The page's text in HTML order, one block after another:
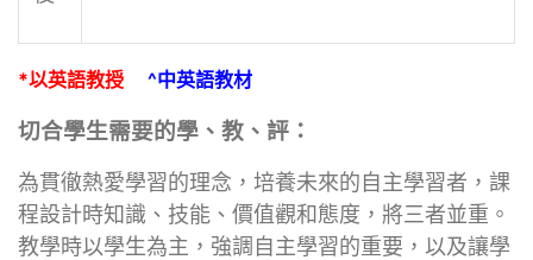
*以英語教授 ^中英語教材
切合學生需要的學、教、評：
為貫徹熱愛學習的理念，培養未來的自主學習者，課
程設計時知識、技能、價值觀和態度，將三者並重。
教學時以學生為主，強調自主學習的重要，以及讓學